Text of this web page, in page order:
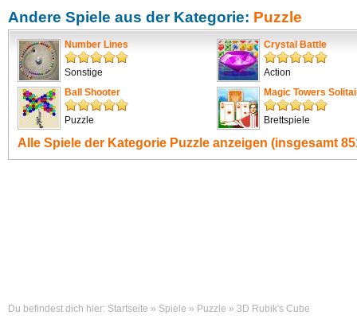
Andere Spiele aus der Kategorie: Puzzle
Number Lines
Sonstige
Crystal Battle
Action
Ball Shooter
Puzzle
Magic Towers
Brettspiele
Alle Spiele der Kategorie Puzzle anzeigen (insgesamt
Du befindest dich hier: Startseite » Spiele » Puzzle » 3D Rubik's Cube